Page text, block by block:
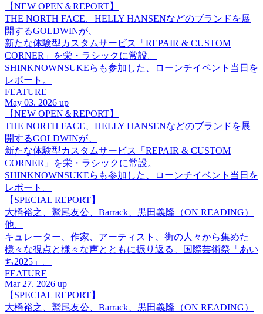
【NEW OPEN＆REPORT】
THE NORTH FACE、HELLY HANSENなどのブランドを展
開するGOLDWINが、
新たな体験型カスタムサービス「REPAIR & CUSTOM
CORNER」を栄・ラシックに常設。
SHINKNOWNSUKEらも参加した、ローンチイベント当日を
レポート。
FEATURE
May 03. 2026 up
【NEW OPEN＆REPORT】
THE NORTH FACE、HELLY HANSENなどのブランドを展
開するGOLDWINが、
新たな体験型カスタムサービス「REPAIR & CUSTOM
CORNER」を栄・ラシックに常設。
SHINKNOWNSUKEらも参加した、ローンチイベント当日を
レポート。
【SPECIAL REPORT】
大橋裕之、鷲尾友公、Barrack、黒田義隆（ON READING）
他、
キュレーター、作家、アーティスト、街の人々から集めた
様々な視点と様々な声とともに振り返る、国際芸術祭「あい
ち2025」。
FEATURE
Mar 27. 2026 up
【SPECIAL REPORT】
大橋裕之、鷲尾友公、Barrack、黒田義隆（ON READING）